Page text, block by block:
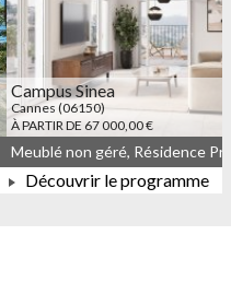
Campus Sinea
Cannes (06150)
À PARTIR DE 67 000,00 €
Découvrir le programme